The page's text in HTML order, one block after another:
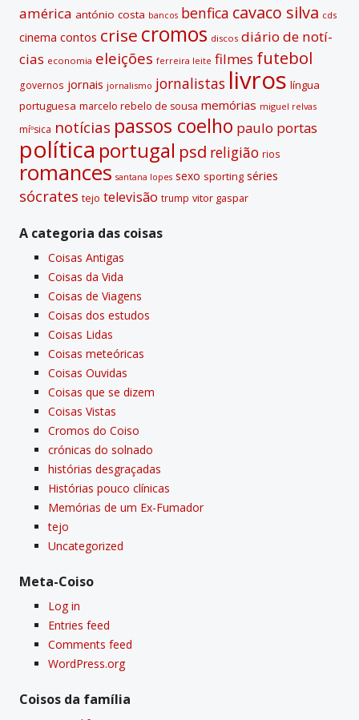
américa antónio costa bancos benfica cavaco silva cds
cinema contos crise cromos discos diário de notí­
cias economia eleições ferreira leite filmes futebol
governos jornais jornalismo jornalistas livros lí­ngua
portuguesa marcelo rebelo de sousa memórias miguel relvas
míºsica notí­cias passos coelho paulo portas
polí­tica portugal psd religião rios
romances santana lopes sexo sporting séries
sócrates tejo televisão trump vitor gaspar
A categoria das coisas
Coisas Antigas
Coisas da Vida
Coisas de Viagens
Coisas dos estudos
Coisas Lidas
Coisas meteóricas
Coisas Ouvidas
Coisas que se dizem
Coisas Vistas
Cromos do Coiso
crónicas do solnado
histórias desgraçadas
Histórias pouco clí­nicas
Memórias de um Ex-Fumador
tejo
Uncategorized
Meta-Coiso
Log in
Entries feed
Comments feed
WordPress.org
Coisos da famí­lia